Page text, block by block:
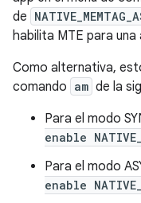
de
habilita MTE para
Como alternativa,
comando am de la
Para el modo
enable
Para el modo
enable